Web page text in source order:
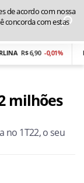
R$ 6,90 -0,01%
milhões
no 1T22, o seu
de acordo com nossa
concorda com estas